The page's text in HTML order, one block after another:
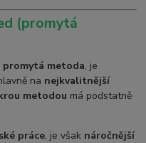
(promytá
promytá metoda, je
na nejkvalitnější
metodou má podstatně
práce, je však náročnější